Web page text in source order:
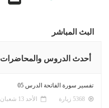
البث المباشر
أحدث الدروس والمحاضرات
تفسير سورة الفاتحة الدرس 05
الأحد 13 شعبان 1447ﻫ 1-2-2026م